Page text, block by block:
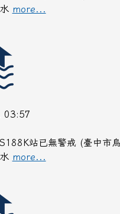
more...
03:57
站已無警戒 (臺中市
more...